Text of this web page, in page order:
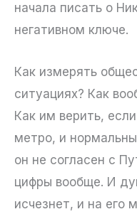
начала писать о
негативном ключе.
Как измерять
ситуациях? Как
Как им верить,
метро, и
он не согласен с
цифры вообще. И
исчезнет, и на его